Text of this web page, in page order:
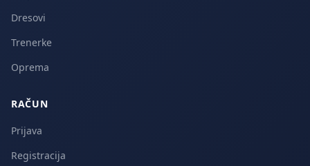
Dresovi
Trenerke
Oprema
RAČUN
Prijava
Registracija